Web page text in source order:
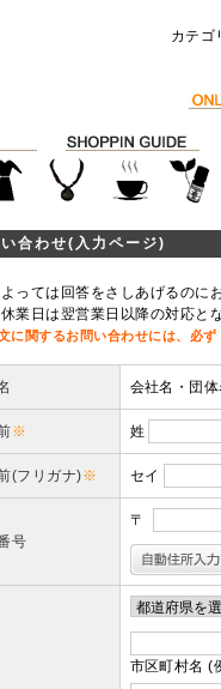
カテゴ
い合わせ(入力ページ)
っては回答をさしあげるのに
業日は翌営業日以降の対応と
に関するお問い合わせには、必
会社名・団体
※ 姓
(フリガナ)※ セイ
号
〒
市区町村名 (